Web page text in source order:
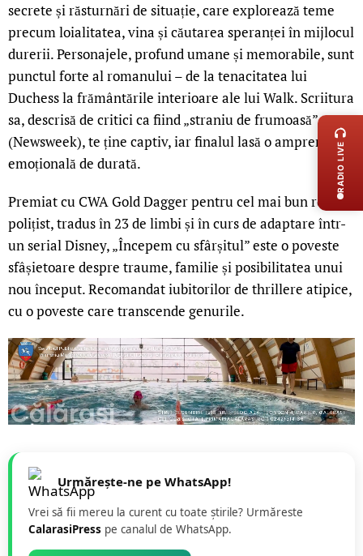
secrete și răsturnări de situație, care explorează teme
precum loialitatea, vina și căutarea speranței în mijlocul
durerii. Personajele, profund umane și memorabile, sunt
punctul forte al romanului – de la tenacitatea lui
Duchess la frământările interioare ale lui Walk. Scriitura
sa, descrisă de critici ca fiind „straniu de frumoasă”
(Newsweek), te ține captiv, iar finalul lasă o amprentă
emoțională de durată.
Premiat cu CWA Gold Dagger pentru cel mai bun roman
polițist, tradus în 23 de limbi și în curs de adaptare într-
un serial Disney, „Începem cu sfârșitul” este o poveste
sfâșietoare despre traume, familie și posibilitatea unui
nou început. Recomandat iubitorilor de thrillere atipice,
cu o poveste care transcende genurile.
Urmărește-ne pe WhatsApp!
Vrei să fii mereu la curent cu toate știrile? Urmăreste
CalarasiPress pe canalul de WhatsApp.
LIVE
RADIO LIVE